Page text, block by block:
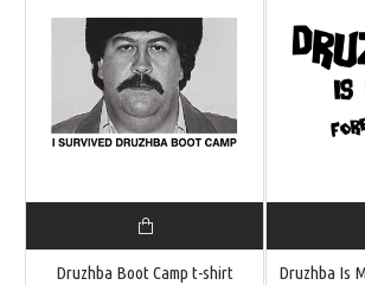
Druzhba Boot Camp t-shirt